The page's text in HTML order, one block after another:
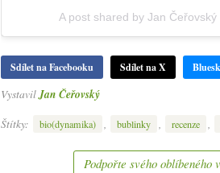
A post shared by Jan Čeřovský
Sdílet na Facebooku Sdílet na X
VystavilJan Čeřovský
Štítky:
bio(dynamika) bublinky recenze
Podpořte svého oblíbeného